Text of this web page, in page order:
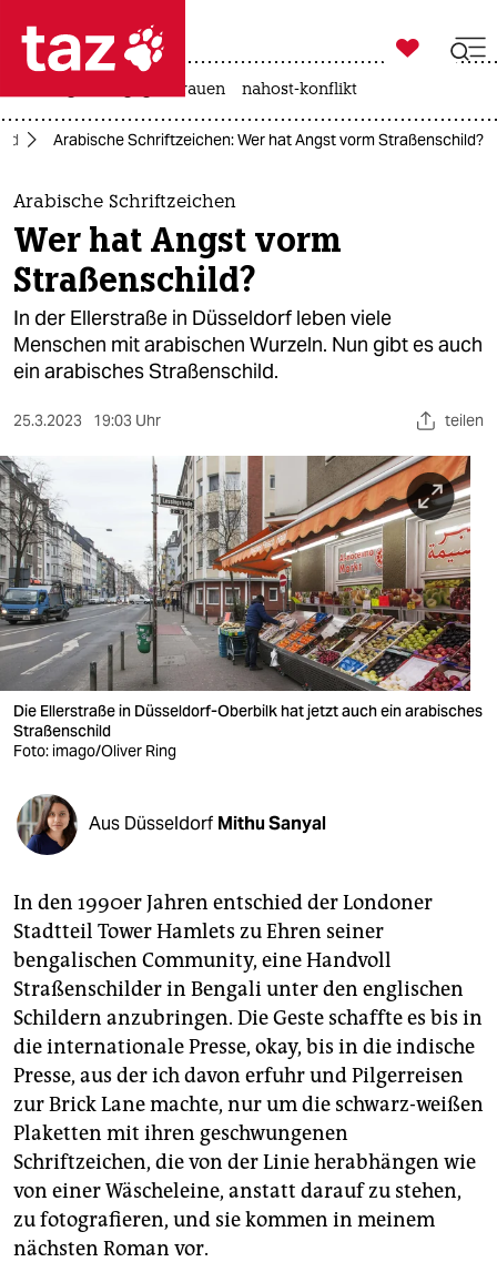
 taz zahl ich
taz zahl ich
themen
politik
öko
gesellschaft
sport
berlin
nord
wahrheit
verlag
verlag
veranstaltungen
fragen & hilfe
abo
genossenschaft
epaper login

taz zahl ich
gewalt gegen frauen nahost-konflikt
Arabische Schriftzeichen: Wer hat Angst vorm Straßenschild?
Arabische Schriftzeichen
Wer hat Angst vorm
Straßenschild?
In der Ellerstraße in Düsseldorf leben viele
Menschen mit arabischen Wurzeln. Nun gibt es auch
ein arabisches Straßenschild.
25.3.2023 19:03 Uhr teilen
Die Ellerstraße in Düsseldorf-Oberbilk hat jetzt auch ein arabisches
Straßenschild
Foto: imago/Oliver Ring
Aus Düsseldorf Mithu Sanyal
In den 1990er Jahren entschied der Londoner
Stadtteil Tower Hamlets zu Ehren seiner
bengalischen Community, eine Handvoll
Straßenschilder in Bengali unter den englischen
Schildern anzubringen. Die Geste schaffte es bis in
die internationale Presse, okay, bis in die indische
Presse, aus der ich davon erfuhr und Pilgerreisen
zur Brick Lane machte, nur um die schwarz-weißen
Plaketten mit ihren geschwungenen
Schriftzeichen, die von der Linie herabhängen wie
von einer Wäscheleine, anstatt darauf zu stehen,
zu fotografieren, und sie kommen in meinem
nächsten Roman vor.